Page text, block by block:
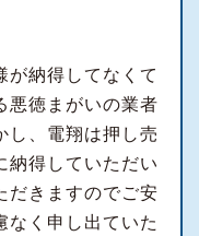
が納得してなくて
悪徳まがいの業者
し、電翔は押し売
納得していただい
だきますのでご安
なく申し出ていた